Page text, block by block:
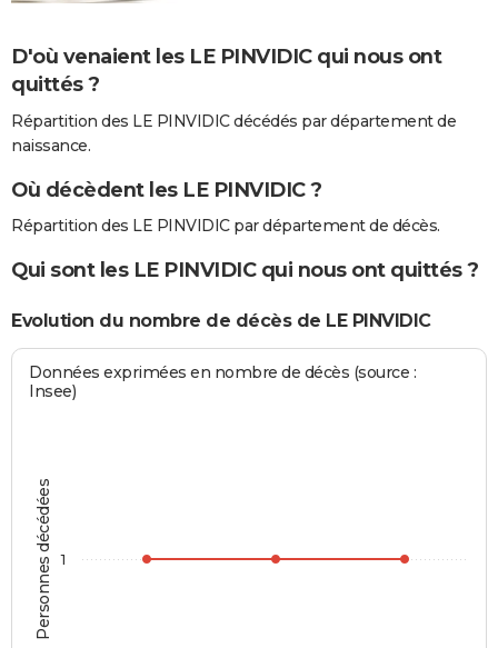
D'où venaient les LE PINVIDIC qui nous ont
quittés ?
Répartition des LE PINVIDIC décédés par département de
naissance.
Où décèdent les LE PINVIDIC ?
Répartition des LE PINVIDIC par département de décès.
Qui sont les LE PINVIDIC qui nous ont quittés ?
Evolution du nombre de décès de LE PINVIDIC
Personnes décédées
Données exprimées en nombre de décès (source :
Insee)
1